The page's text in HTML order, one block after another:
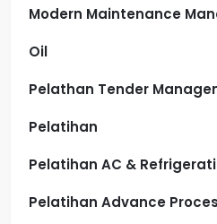
Modern Maintenance
Oil
Pelathan Tender
Pelatihan
Pelatihan AC &
Pelatihan Advance